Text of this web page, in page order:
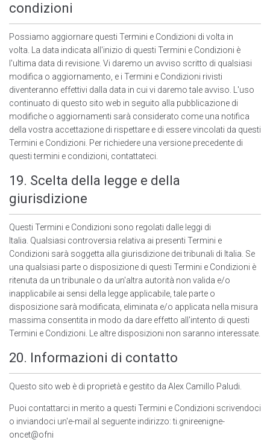
condizioni
Possiamo aggiornare questi Termini e Condizioni di volta in
volta. La data indicata all'inizio di questi Termini e Condizioni è
l'ultima data di revisione. Vi daremo un avviso scritto di qualsiasi
modifica o aggiornamento, e i Termini e Condizioni rivisti
diventeranno effettivi dalla data in cui vi daremo tale avviso. L'uso
continuato di questo sito web in seguito alla pubblicazione di
modifiche o aggiornamenti sarà considerato come una notifica
della vostra accettazione di rispettare e di essere vincolati da questi
Termini e Condizioni. Per richiedere una versione precedente di
questi termini e condizioni, contattateci.
19. Scelta della legge e della
giurisdizione
Questi Termini e Condizioni sono regolati dalle leggi di
Italia. Qualsiasi controversia relativa ai presenti Termini e
Condizioni sarà soggetta alla giurisdizione dei tribunali di Italia. Se
una qualsiasi parte o disposizione di questi Termini e Condizioni è
ritenuta da un tribunale o da un'altra autorità non valida e/o
inapplicabile ai sensi della legge applicabile, tale parte o
disposizione sarà modificata, eliminata e/o applicata nella misura
massima consentita in modo da dare effetto all'intento di questi
Termini e Condizioni. Le altre disposizioni non saranno interessate.
20. Informazioni di contatto
Questo sito web è di proprietà e gestito da Alex Camillo Paludi.
Puoi contattarci in merito a questi Termini e Condizioni scrivendoci
o inviandoci un'e-mail al seguente indirizzo:ti.gnireenigne-
oncet@ofni